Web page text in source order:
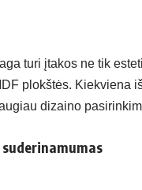
turi įtakos ne tik
plokštės. Kiekviena
dizaino